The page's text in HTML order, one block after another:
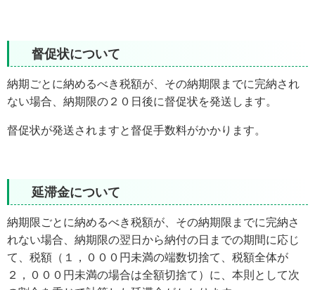
督促状について
納期ごとに納めるべき税額が、その納期限までに完納され
ない場合、納期限の２０日後に督促状を発送します。
督促状が発送されますと督促手数料がかかります。
延滞金について
納期限ごとに納めるべき税額が、その納期限までに完納さ
れない場合、納期限の翌日から納付の日までの期間に応じ
て、税額（１，０００円未満の端数切捨て、税額全体が
２，０００円未満の場合は全額切捨て）に、本則として次